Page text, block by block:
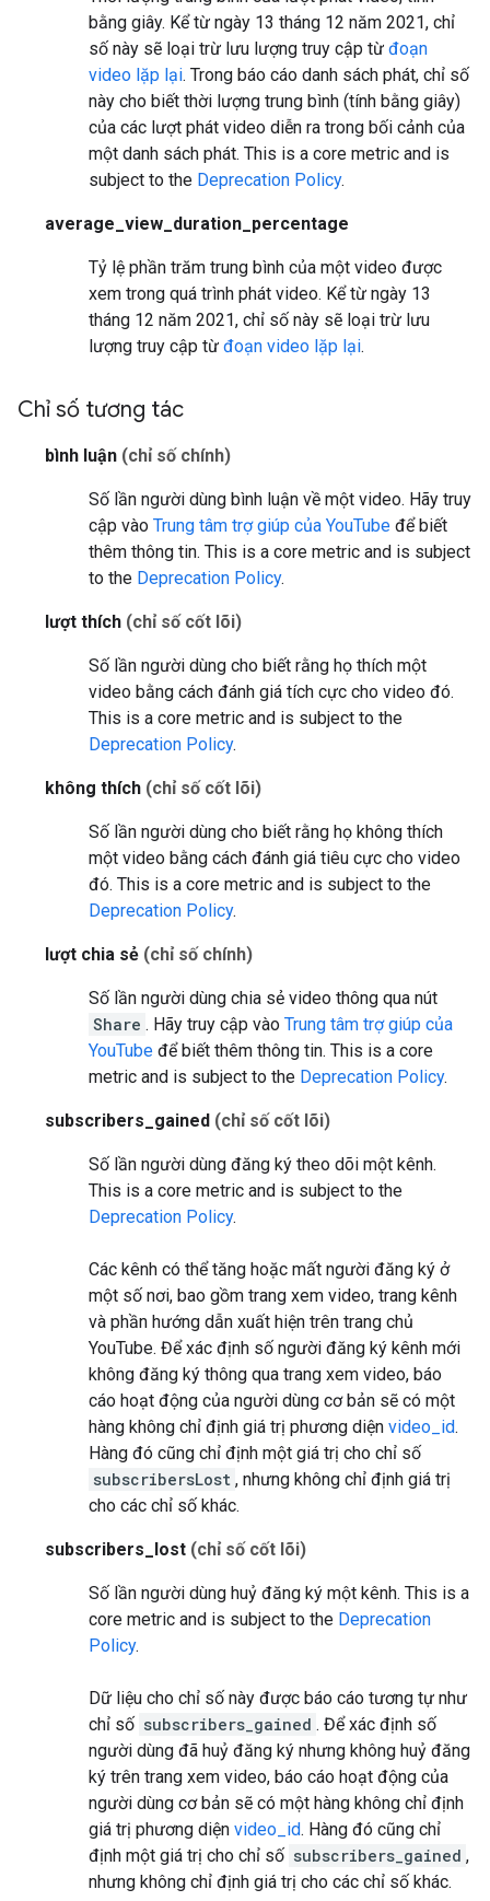
bằng giây. Kể từ ngày 13 tháng 12 năm 2021, chỉ
số này sẽ loại trừ lưu lượng truy cập từ đoạn
video lặp lại. Trong báo cáo danh sách phát, chỉ số
này cho biết thời lượng trung bình (tính bằng giây)
của các lượt phát video diễn ra trong bối cảnh của
một danh sách phát. This is a core metric and is
subject to the Deprecation Policy.
average_view_duration_percentage
Tỷ lệ phần trăm trung bình của một video được
xem trong quá trình phát video. Kể từ ngày 13
tháng 12 năm 2021, chỉ số này sẽ loại trừ lưu
lượng truy cập từ đoạn video lặp lại.
Chỉ số tương tác
bình luận (chỉ số chính)
Số lần người dùng bình luận về một video. Hãy truy
cập vào Trung tâm trợ giúp của YouTube để biết
thêm thông tin. This is a core metric and is subject
to the Deprecation Policy.
lượt thích (chỉ số cốt lõi)
Số lần người dùng cho biết rằng họ thích một
video bằng cách đánh giá tích cực cho video đó.
This is a core metric and is subject to the
Deprecation Policy.
không thích (chỉ số cốt lõi)
Số lần người dùng cho biết rằng họ không thích
một video bằng cách đánh giá tiêu cực cho video
đó. This is a core metric and is subject to the
Deprecation Policy.
lượt chia sẻ (chỉ số chính)
Số lần người dùng chia sẻ video thông qua nút
Share . Hãy truy cập vào Trung tâm trợ giúp của
YouTube để biết thêm thông tin. This is a core
metric and is subject to the Deprecation Policy.
subscribers_gained (chỉ số cốt lõi)
Số lần người dùng đăng ký theo dõi một kênh.
This is a core metric and is subject to the
Deprecation Policy.
Các kênh có thể tăng hoặc mất người đăng ký ở
một số nơi, bao gồm trang xem video, trang kênh
và phần hướng dẫn xuất hiện trên trang chủ
YouTube. Để xác định số người đăng ký kênh mới
không đăng ký thông qua trang xem video, báo
cáo hoạt động của người dùng cơ bản sẽ có một
hàng không chỉ định giá trị phương diện video_id.
Hàng đó cũng chỉ định một giá trị cho chỉ số
subscribersLost , nhưng không chỉ định giá trị
cho các chỉ số khác.
subscribers_lost (chỉ số cốt lõi)
Số lần người dùng huỷ đăng ký một kênh. This is a
core metric and is subject to the Deprecation
Policy.
Dữ liệu cho chỉ số này được báo cáo tương tự như
chỉ số subscribers_gained . Để xác định số
người dùng đã huỷ đăng ký nhưng không huỷ đăng
ký trên trang xem video, báo cáo hoạt động của
người dùng cơ bản sẽ có một hàng không chỉ định
giá trị phương diện video_id. Hàng đó cũng chỉ
định một giá trị cho chỉ số subscribers_gained ,
nhưng không chỉ định giá trị cho các chỉ số khác.